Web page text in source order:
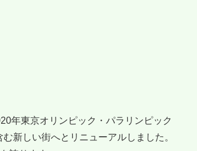
年東京オリンピック・パラリンピック
新しい街へとリニューアルしました。